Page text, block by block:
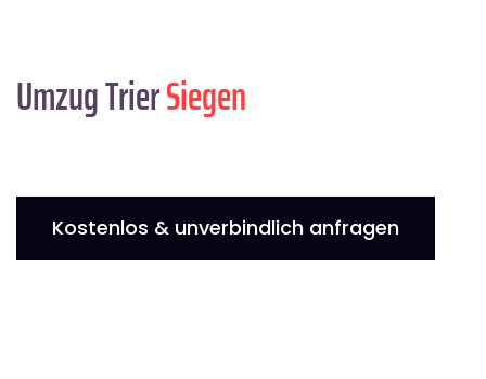
Umzug TrierSiegen
Kostenlos & unverbindlich anfragen